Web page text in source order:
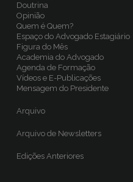
Doutrina
Opinião
Quem é Quem?
Espaço do Advogado Estagiário
Figura do Mês
Academia do Advogado
Agenda de Formação
Vídeos e E-Publicações
Mensagem do Presidente
Arquivo
Arquivo de Newsletters
Edições Anteriores